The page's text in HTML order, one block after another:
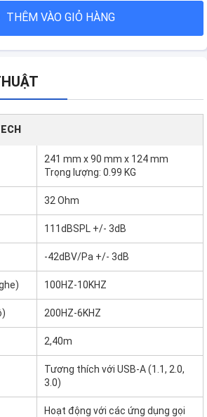
THÊM VÀO GIỎ HÀNG
241 mm x 90 mm x 124 mm
Trọng lượng: 0.99 KG
32 Ohm
111dBSPL +/- 3dB
-42dBV/Pa +/- 3dB
100HZ-10KHZ
200HZ-6KHZ
2,40m
Tương thích với USB-A (1.1, 2.0,
3.0)
Hoạt động với các ứng dụng gọi